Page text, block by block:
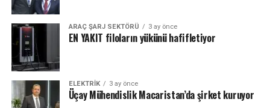
ARAÇ ŞARJ SEKTÖRÜ 3 ay önce
EN YAKIT filoların yükünü hafifletiyor
ELEKTRİK 3 ay önce
Üçay Mühendislik Macaristan’da şirket kuruyor